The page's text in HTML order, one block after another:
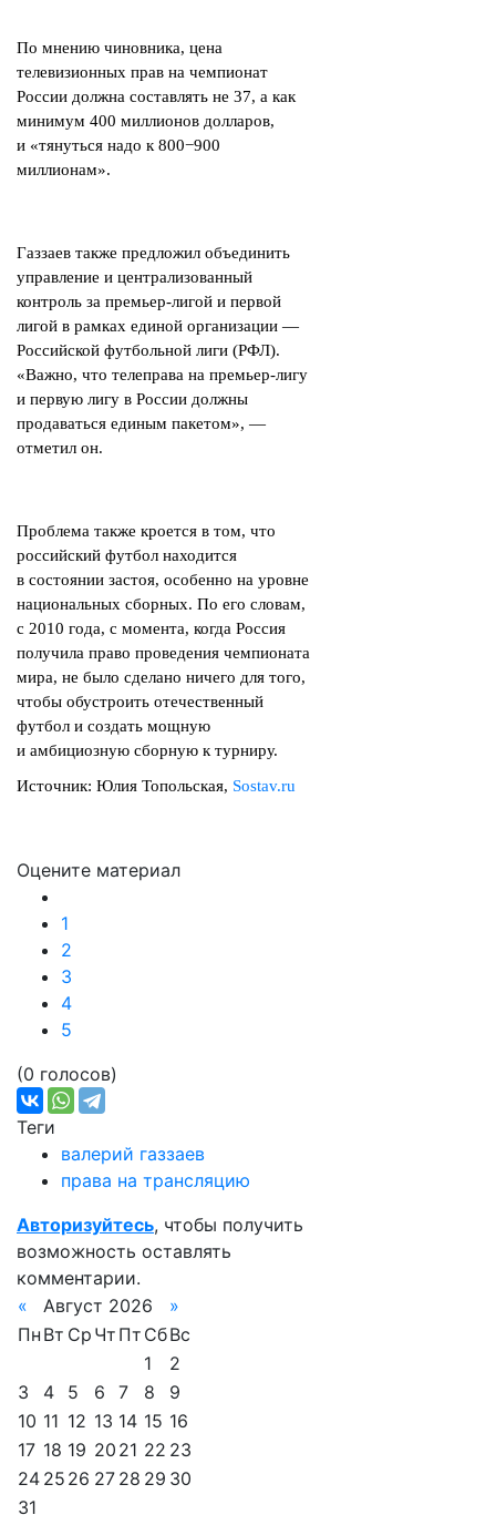
По мнению чиновника, цена
телевизионных прав на чемпионат
России должна составлять не 37, а как
минимум 400 миллионов долларов,
и «тянуться надо к 800−900
миллионам».
Газзаев также предложил объединить
управление и централизованный
контроль за премьер-лигой и первой
лигой в рамках единой организации —
Российской футбольной лиги(РФЛ).
«Важно, что телеправа на премьер-лигу
и первую лигу в России должны
продаваться единым пакетом», —
отметил он.
Проблема также кроется в том, что
российский футбол находится
в состоянии застоя, особенно на уровне
национальных сборных. По его словам,
с 2010 года, с момента, когда Россия
получила право проведения чемпионата
мира, не было сделано ничего для того,
чтобы обустроить отечественный
футбол и создать мощную
и амбициозную сборную к турниру.
Источник: Юлия Топольская, Sostav.ru
Оцените материал
1
2
3
4
5
(0 голосов)
Теги
валерий газзаев
права на трансляцию
Авторизуйтесь, чтобы получить
возможность оставлять
комментарии.
«
Август 2026
»
Пн Вт Ср Чт Пт СбВс
1
2
3
4 5 6 7 8
9
10 11 12 13 14 15 16
17 18 19 20 21 22 23
24 25 26 27 28 29 30
31